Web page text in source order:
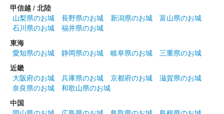
熊本城 御城印
販売終了
「秋のくまもとお城まつり 城あかり」開催にあわせて販売。
1000枚限定。
熊本城 御城印 令和5年 春限定 桜
販売終了
甲信越 / 北陸
山梨県のお城
長野県のお城 新潟県のお城
富山県のお城
石川県のお城
福井県のお城
東海
愛知県のお城
静岡県のお城 岐阜県のお城
三重県のお城
近畿
大阪府のお城
兵庫県のお城 京都府のお城
滋賀県のお城
奈良県のお城
和歌山県のお城
中国